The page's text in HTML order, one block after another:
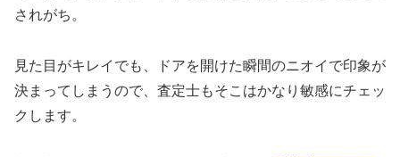
されがち。
見た目がキレイでも、ドアを開けた瞬間のニオイで印象が
決まってしまうので、査定士もそこはかなり敏感にチェッ
クします。